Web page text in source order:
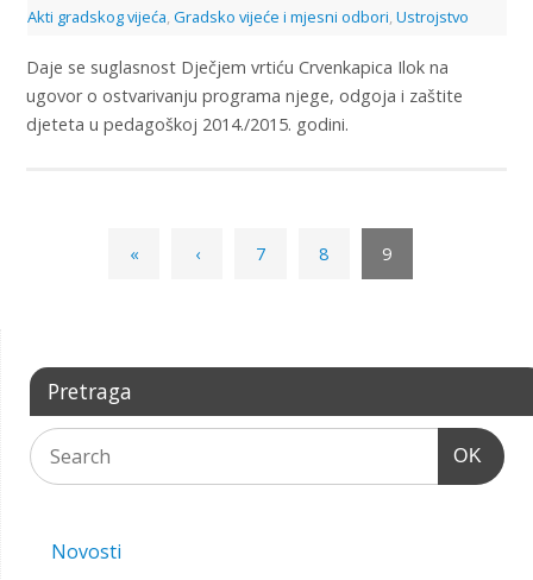
Akti gradskog vijeća, Gradsko vijeće i mjesni odbori, Ustrojstvo
Daje se suglasnost Dječjem vrtiću Crvenkapica Ilok na
ugovor o ostvarivanju programa njege, odgoja i zaštite
djeteta u pedagoškoj 2014./2015. godini.
« ‹ 7 8 9
Pretraga
OK
Novosti